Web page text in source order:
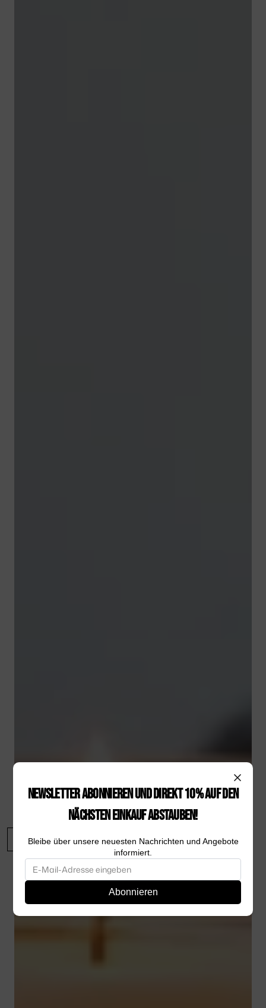
NEWSLETTER ABONNIEREN UND DIREKT 10% AUF DEN
NÄCHSTEN EINKAUF ABSTAUBEN!
Bleibe über unsere neuesten Nachrichten und Angebote
informiert.
Abonnieren